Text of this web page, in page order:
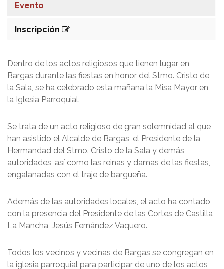
Evento
Inscripción
Dentro de los actos religiosos que tienen lugar en
Bargas durante las fiestas en honor del Stmo. Cristo de
la Sala, se ha celebrado esta mañana la Misa Mayor en
la Iglesia Parroquial.
Se trata de un acto religioso de gran solemnidad al que
han asistido el Alcalde de Bargas, el Presidente de la
Hermandad del Stmo. Cristo de la Sala y demás
autoridades, así como las reinas y damas de las fiestas,
engalanadas con el traje de bargueña.
Además de las autoridades locales, el acto ha contado
con la presencia del Presidente de las Cortes de Castilla
La Mancha, Jesús Fernández Vaquero.
Todos los vecinos y vecinas de Bargas se congregan en
la iglesia parroquial para participar de uno de los actos